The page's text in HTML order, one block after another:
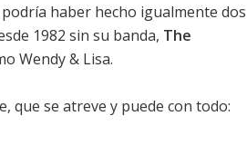
haber hecho igualmente dos
1982 sin su banda, The
Wendy & Lisa.
que se atreve y puede con todo: